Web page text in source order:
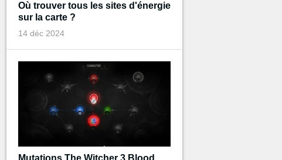
Où trouver tous les sites d'énergie
sur la carte ?
14 déc 2024
Mutations The Witcher 3 Blood